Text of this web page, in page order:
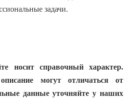
задачи.
носит справочный характер.
могут отличаться от
данные уточняйте у наших